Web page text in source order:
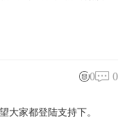
0 0
家都登陆支持下。